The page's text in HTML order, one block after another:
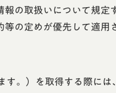
の取扱いについて規
の定めが優先して適用
。）を取得する際に